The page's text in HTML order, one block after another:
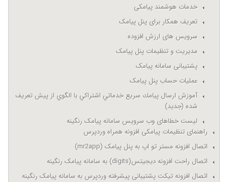
خدمات هوشمند پیامکی
تعریف همکار برای پنل پیامک
سرویس های ارزش افزوده
مدیریت و تنظیمات پنل پیامک
پشتیبانی سامانه پیامک
عملیات حساب پنل پیامک
آموزش ارسال پيامك سريع خدماتي اشتراكي با الگوي از پيش تعريف
شده (جدید)
لیست خطاهای وب سرویس سامانه پیامک رنگینه
راهنمای تنظیمات پیامکی افزونه همراه وردپرس
اتصال افزونه مستر تو اپ به پنل پیامک (mr2app)
اتصال راحت افزونه دیجیتس(digits) به سامانه پیامک رنگینه
اتصال افزونه تیکت پشتیبانی پیشرفته وردپرس به سامانه پیامک رنگینه